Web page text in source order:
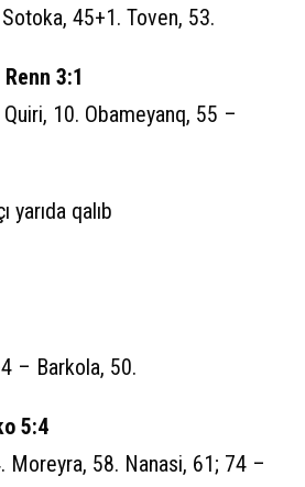
45+1. Toven, 53.
3:1
10. Obameyanq, 55 –
yarıda qalıb
– Barkola, 50.
5:4
Moreyra, 58. Nanasi, 61; 74 –